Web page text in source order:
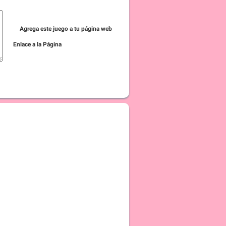
Agrega este juego a tu página web
Enlace a la Página